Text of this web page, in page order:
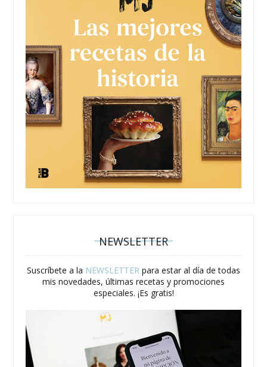
NEWSLETTER
Suscríbete a la NEWSLETTER para estar al día de todas
mis novedades, últimas recetas y promociones
especiales. ¡Es gratis!